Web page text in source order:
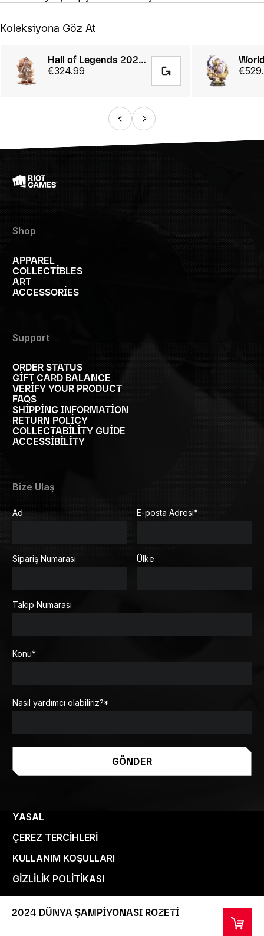
2024 DÜNYA ŞAMPİYONASI ROZETİ
Koleksiyona Göz At
Hall of Legends 2024 Immortalized Legend Ahri 1/6 Statue
€324.99
Shop
APPAREL
COLLECTIBLES
ART
ACCESSORIES
Support
ORDER STATUS
GIFT CARD BALANCE
VERIFY YOUR PRODUCT
FAQS
SHIPPING INFORMATION
RETURN POLICY
COLLECTABILITY GUIDE
ACCESSIBILITY
Bize Ulaş
Ad E-posta Adresi*
Sipariş Numarası Ülke
Takip Numarası
Konu*
Nasıl yardımcı olabiliriz?*
GÖNDER
Telif Hakkı Riot Games 2024
YASAL
ÇEREZ TERCIHLERI
KULLANIM KOŞULLARI
GIZLILIK POLITIKASI